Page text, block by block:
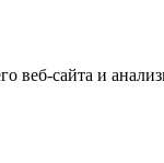
сайта и